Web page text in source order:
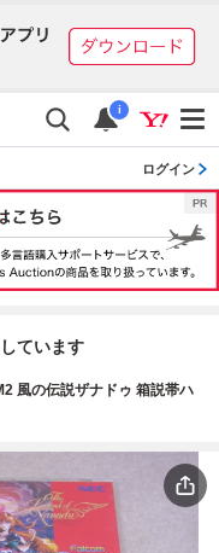
i
ログイン
ています
風の伝説ザナドゥ 箱説帯ハ